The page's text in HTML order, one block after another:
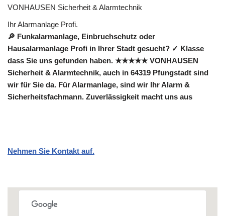
VONHAUSEN Sicherheit & Alarmtechnik
Ihr Alarmanlage Profi.
🔎 Funkalarmanlage, Einbruchschutz oder
Hausalarmanlage Profi in Ihrer Stadt gesucht? ✓ Klasse
dass Sie uns gefunden haben. ★★★★★ VONHAUSEN
Sicherheit & Alarmtechnik, auch in 64319 Pfungstadt sind
wir für Sie da. Für Alarmanlage, sind wir Ihr Alarm &
Sicherheitsfachmann. Zuverlässigkeit macht uns aus
Nehmen Sie Kontakt auf.